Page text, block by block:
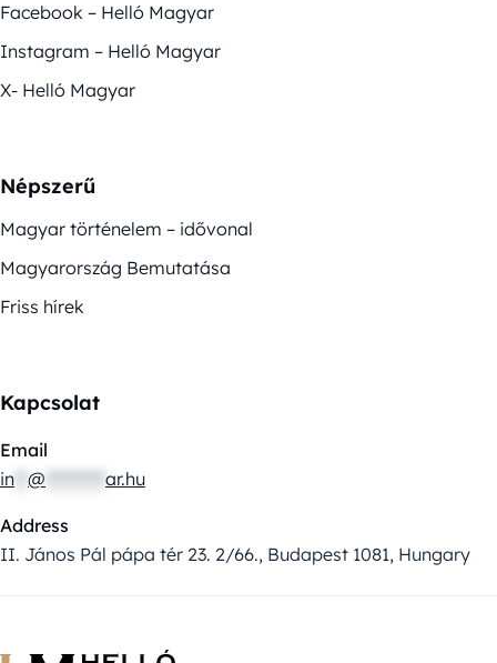
Facebook – Helló Magyar
Instagram – Helló Magyar
X- Helló Magyar
Népszerű
Magyar történelem – idővonal
Magyarország Bemutatása
Friss hírek
Kapcsolat
Email
in @ ar.hu
Address
II. János Pál pápa tér 23. 2/66., Budapest 1081, Hungary